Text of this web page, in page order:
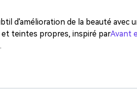
d'amélioration de la beauté avec
et teintes propres, inspiré parAvant